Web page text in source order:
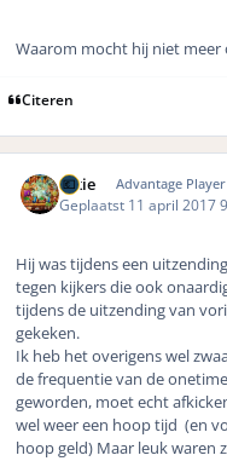
Waarom mocht hij niet meer
Citeren
nikie Advantage Player
Geplaatst 11 april 2017
Hij was tijdens een
tegen kijkers die ook
tijdens de uitzending van
gekeken.
Ik heb het overigens wel
de frequentie van de
geworden, moet echt
wel weer een hoop tijd (en
hoop geld) Maar leuk waren